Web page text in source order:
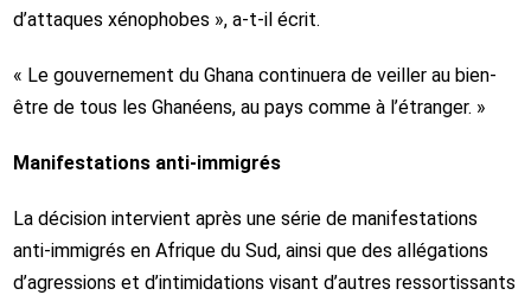
d’attaques xénophobes », a-t-il écrit.
« Le gouvernement du Ghana continuera de veiller au bien-
être de tous les Ghanéens, au pays comme à l’étranger. »
Manifestations anti-immigrés
La décision intervient après une série de manifestations
anti-immigrés en Afrique du Sud, ainsi que des allégations
d’agressions et d’intimidations visant d’autres ressortissants